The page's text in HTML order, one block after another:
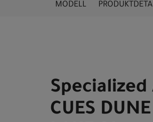
MODELL
CUES